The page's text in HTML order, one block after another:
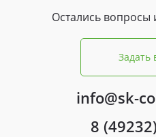
Остались
Задать
info@sk-
8